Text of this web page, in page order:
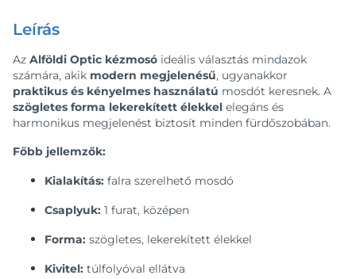
Leírás
Az Alföldi Optic kézmosó ideális választás mindazok
számára, akik modern megjelenésű, ugyanakkor
praktikus és kényelmes használatú mosdót keresnek. A
szögletes forma lekerekített élekkel elegáns és
harmonikus megjelenést biztosít minden fürdőszobában.
Főbb jellemzők:
Kialakítás: falra szerelhető mosdó
Csaplyuk: 1 furat, középen
Forma: szögletes, lekerekített élekkel
Kivitel: túlfolyóval ellátva